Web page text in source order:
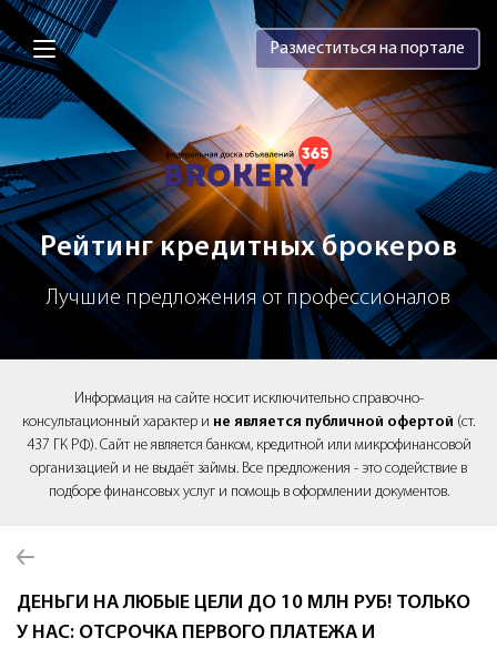
Brokery365 - Рейтинг кредитных
Разместиться на портале
Рейтинг кредитных брокеров
Лучшие предложения от профессионалов
Информация на сайте носит исключительно справочно-
консультационный характер и не является публичной офертой (ст.
437 ГК РФ). Сайт не является банком, кредитной или микрофинансовой
организацией и не выдаёт займы. Все предложения - это содействие в
подборе финансовых услуг и помощь в оформлении документов.
ДЕНЬГИ НА ЛЮБЫЕ ЦЕЛИ ДО 10 МЛН РУБ! ТОЛЬКО
У НАС: ОТСРОЧКА ПЕРВОГО ПЛАТЕЖА И